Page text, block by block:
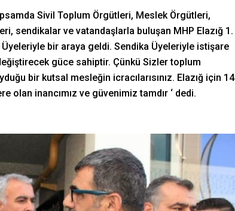
Sivil Toplum Örgütleri, Meslek Örgütleri,
sendikalar ve vatandaşlarla buluşan MHP Elazığ 1.
Üyeleriyle bir araya geldi. Sendika Üyeleriyle istişare
güce sahiptir. Çünkü Sizler toplum
bir kutsal mesleğin icracılarısınız. Elazığ için 14
olan inancımız ve güvenimiz tamdır ‘ dedi.